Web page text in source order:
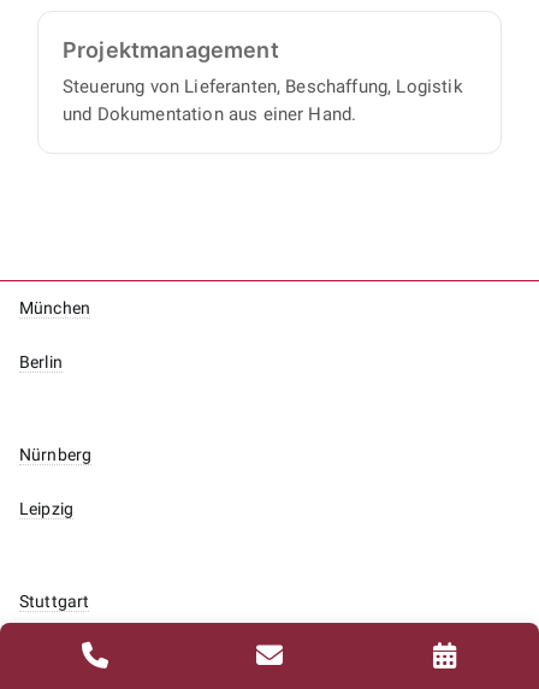
Projekt­management
Steuerung von Lieferanten, Beschaffung, Logistik
und Dokumentation aus einer Hand.
München
Berlin
Nürnberg
Leipzig
Stuttgart
Düsseldorf